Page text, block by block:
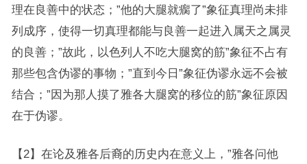
理在良善中的状态；”他的大腿就瘸了”象征真理尚未排
列成序，使得一切真理都能与良善一起进入属天之属灵
的良善；”故此，以色列人不吃大腿窝的筋”象征不占有
那些包含伪谬的事物；”直到今日”象征伪谬永远不会被
结合；”因为那人摸了雅各大腿窝的移位的筋”象征原因
在于伪谬。
【2】在论及雅各后裔的历史内在意义上，”雅各问他